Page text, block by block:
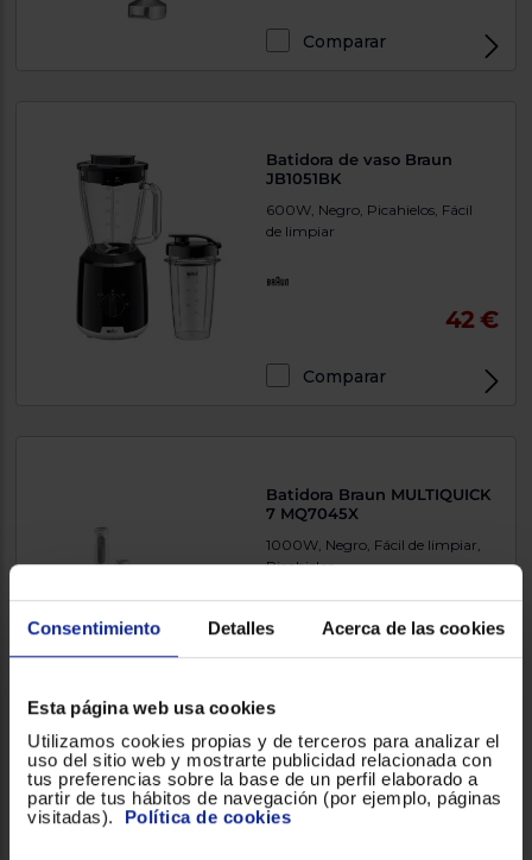
Consentimiento Detalles Acerca de las cookies
Esta página web usa cookies
Utilizamos cookies propias y de terceros para analizar el
uso del sitio web y mostrarte publicidad relacionada con
tus preferencias sobre la base de un perfil elaborado a
partir de tus hábitos de navegación (por ejemplo, páginas
visitadas). Política de cookies
Comparar
Batidora de vaso Braun
JB1051BK
600W, Negro, Picahielos, Fácil
de limpiar
42 €
Comparar
Batidora Braun MULTIQUICK
7 MQ7045X
1000W, Negro, Fácil de limpiar,
Picahielos
51,90 €
Batidora Ufesa MARS 1200